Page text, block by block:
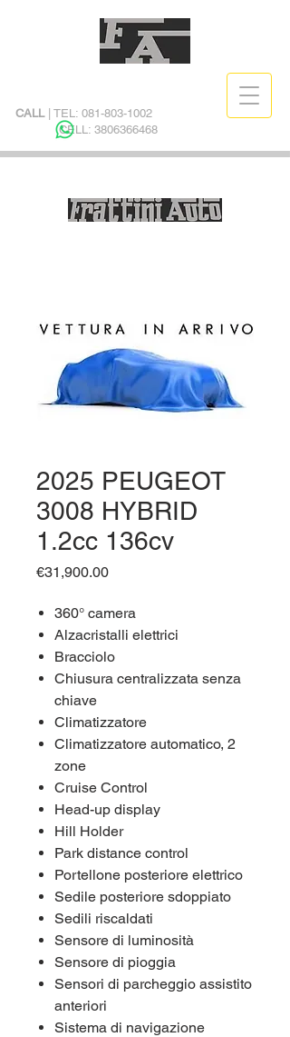
CALL| TEL: 081-803-1002
CELL: 3806366468
2025 PEUGEOT
3008 HYBRID
1.2cc 136cv
€31,900.00Price
360° camera
Alzacristalli elettrici
Bracciolo
Chiusura centralizzata senza
chiave
Climatizzatore
Climatizzatore automatico, 2
zone
Cruise Control
Head-up display
Hill Holder
Park distance control
Portellone posteriore elettrico
Sedile posteriore sdoppiato
Sedili riscaldati
Sensore di luminosità
Sensore di pioggia
Sensori di parcheggio assistito
anteriori
Sistema di navigazione